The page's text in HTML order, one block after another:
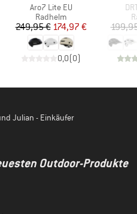
Artikel
Aro7 Lite EU
Produktgruppe
Radhelm
Preis
249,95 €reduzierter Preis
174,97 €
0,0(0)
Julian - Einkäufer
Outdoor-Produkte